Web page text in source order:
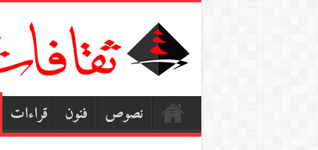
نصوص فنون قراءات